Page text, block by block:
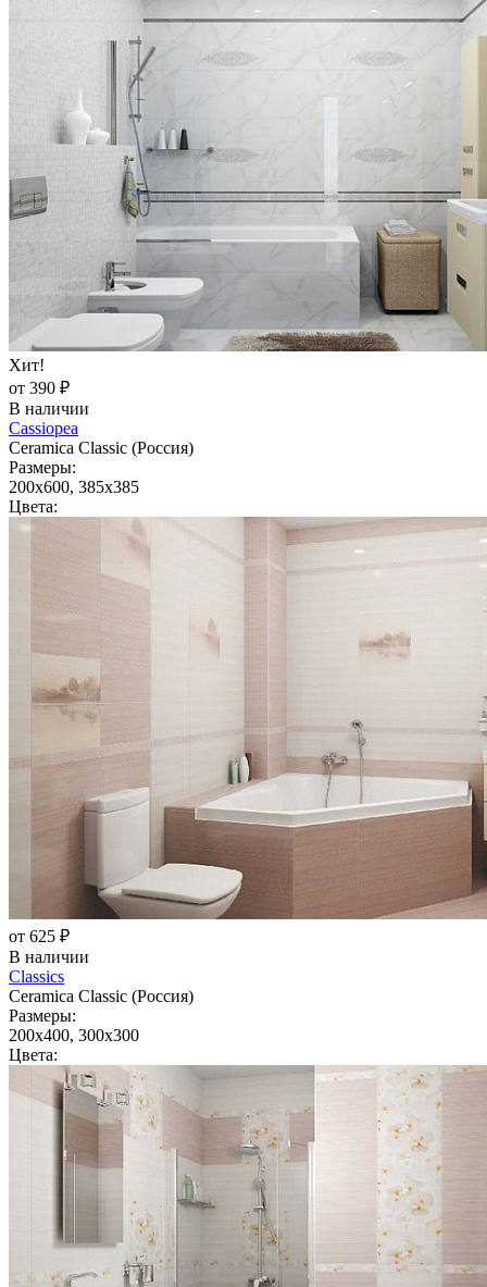
Хит!
от 390 ₽
В наличии
Cassiopea
Ceramica Classic (Россия)
Размеры:
200x600, 385x385
Цвета:
от 625 ₽
В наличии
Classics
Ceramica Classic (Россия)
Размеры:
200x400, 300x300
Цвета: